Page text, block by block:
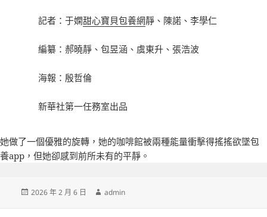
記者：于嫻甜心寶貝包養網靜、陳諾、李學仁
編纂：郝曉靜、包昱涵、虞東升、張浩波
海報：殷哲倫
新華社第一任務室出品
她做了一個優雅的旋轉，她的咖啡館被兩種能量衝擊得搖搖欲墜包
養app ，但她卻感到前所未有的平靜。
發
2026 年 2 月 6 日
作
admin